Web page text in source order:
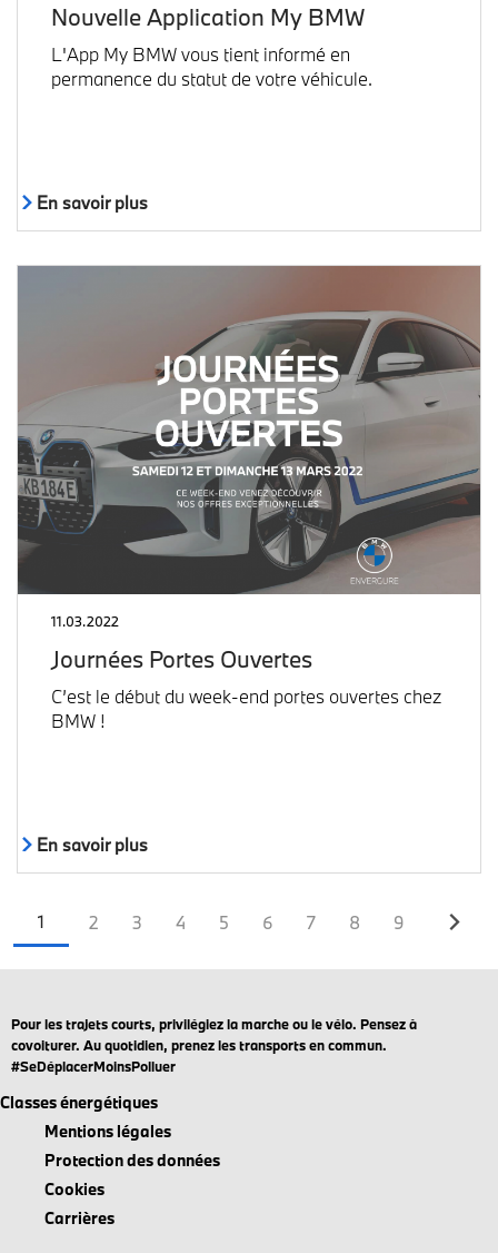
Nouvelle Application My BMW
L'App My BMW vous tient informé en
permanence du statut de votre véhicule.
En savoir plus
11.03.2022
Journées Portes Ouvertes
C’est le début du week-end portes ouvertes chez
BMW !
En savoir plus
Page
courante
1 Page
2 Page
3 Page
4 Page
5 Page
6 Page
7 Page
8 Page
9
Pour les trajets courts, privilégiez la marche ou le vélo. Pensez à
covoiturer. Au quotidien, prenez les transports en commun.
#SeDéplacerMoinsPolluer
Classes énergétiques
Mentions légales
Protection des données
Cookies
Carrières